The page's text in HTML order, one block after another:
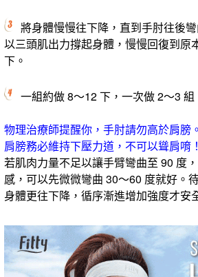
將身體慢慢往下降，直到手肘往後
以三頭肌出力撐起身體，慢慢回復到原
下。
一組約做 8～12 下，一次做 2～3 組
物理治療師提醒你，手肘請勿高於肩膀
肩膀務必維持下壓力道，不可以聳肩唷！
若肌肉力量不足以讓手臂彎曲至 90 度
感，可以先微微彎曲 30～60 度就好。
身體更往下降，循序漸進增加強度才安